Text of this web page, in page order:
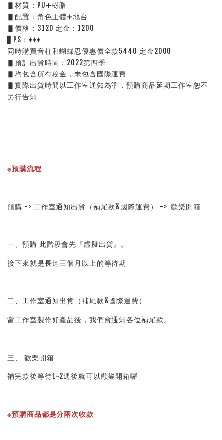
▋材質：PU➕樹脂
▋配置：角色主體➕地台
▋價格：3120 定金：1200
▋PS：↓↓↓
同時購買音柱和蝴蝶忍優惠價全款5440 定金2000
▋預計出貨時間：2022第四季
▋均包含所有稅金，未包含國際運費
▋實際出貨時間以工作室通知為準，預購商品延期工作室恕不
另行告知
※預購流程
預購 -> 工作室通知出貨（補尾款&國際運費） ->  歡樂開箱
一、預購 此階段會先『虛擬出貨』。
接下來就是長達三個月以上的等待期
二、工作室通知出貨（補尾款&國際運費）
當工作室製作好產品後，我們會通知各位補尾款。
三、 歡樂開箱
補完款後等待1~2週後就可以歡樂開箱囉
※預購商品都是分兩次收款